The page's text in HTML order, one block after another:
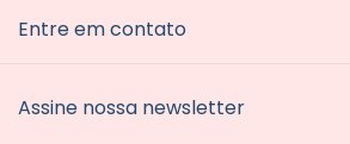
Entre em contato
Assine nossa newsletter